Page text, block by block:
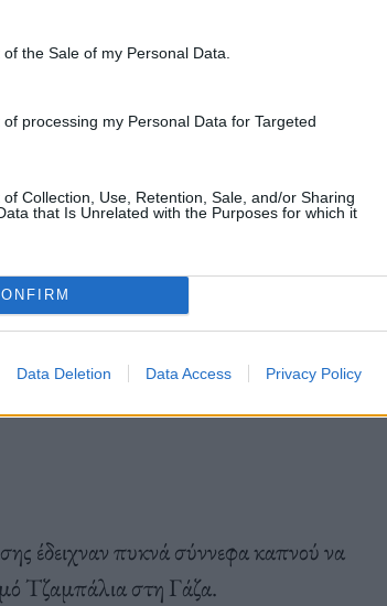
the Sale of my Personal Data.
processing my Personal Data for Targeted
Collection, Use, Retention, Sale, and/or Sharing
that Is Unrelated with the Purposes for which it
Data Deletion Data Access Privacy Policy
κοντά στα σύνορα με την Αίγυπτο.
δύο παιδιά σκοτώθηκαν σε
δήλωσε στο Reuters ότι ακούει
από το ανατολικό τμήμα της πόλης. Ο
κατευθύνονται προς το δυτικό τμήμα της
έδειχναν πυκνά σύννεφα καπνού να
Τζαμπάλια στη Γάζα.